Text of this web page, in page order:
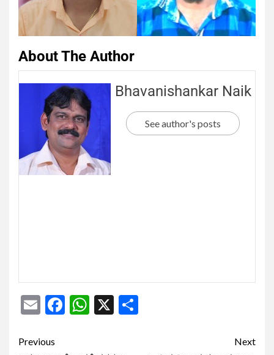
About The Author
Bhavanishankar Naik
See author's posts
EmailFacebook
WhatsApp
X
Previous
Next